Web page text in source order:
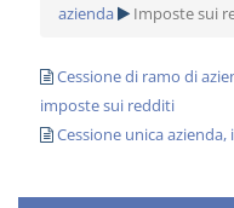
azienda
Imposte sui
Cessione di ramo di
imposte sui redditi
Cessione unica